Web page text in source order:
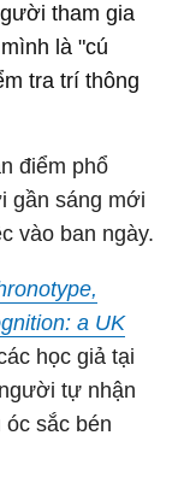
tham gia
là "cú
tra trí thông
điểm phổ
gần sáng mới
vào ban ngày.
a UK
học giả tại
tự nhận
sắc bén